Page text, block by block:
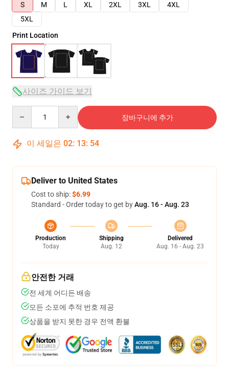
S
M L XL 2XL 3XL
4XL
5XL
Print Location
사이즈 가이드 보기
장바구니에 추가
이 세일은 02: 13: 54
Deliver to United States
Cost to ship:$6.99
Standard - Order today to get byAug. 16 - Aug. 23
Production
Today
Shipping
Aug. 12
Delivered
Aug. 16 - Aug. 23
안전한 거래
전 세계 어디든 배송
모든 소포에 추적 번호 제공
상품을 받지 못한 경우 전액 환불